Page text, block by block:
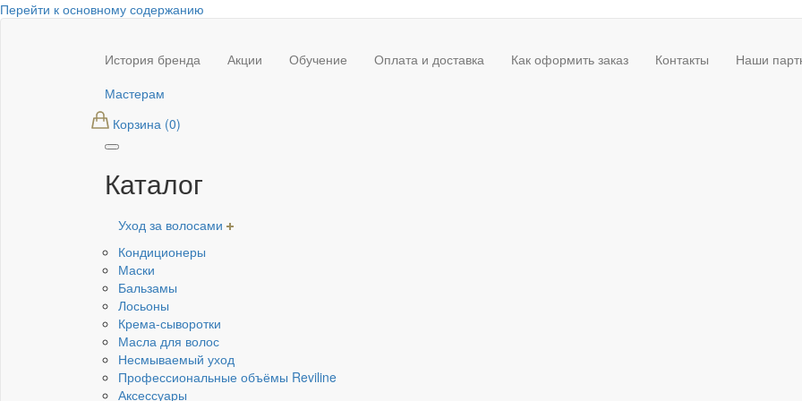
Перейти к основному содержанию
Основная
навигация
История бренда Акции Обучение Оплата и доставка Как оформить заказ Контакты
Наши
Мастерам
Корзина (0)
Каталог
Уход за волосами
Кондиционеры
Маски
Бальзамы
Лосьоны
Крема-сыворотки
Масла для волос
Несмываемый уход
Профессиональные объёмы Reviline
Аксессуары